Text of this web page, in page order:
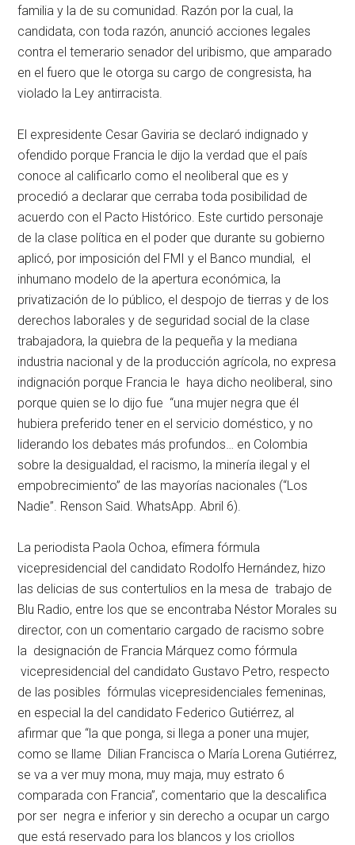
familia y la de su comunidad. Razón por la cual, la
candidata, con toda razón, anunció acciones legales
contra el temerario senador del uribismo, que amparado
en el fuero que le otorga su cargo de congresista, ha
violado la Ley antirracista.
El expresidente Cesar Gaviria se declaró indignado y
ofendido porque Francia le dijo la verdad que el país
conoce al calificarlo como el neoliberal que es y
procedió a declarar que cerraba toda posibilidad de
acuerdo con el Pacto Histórico. Este curtido personaje
de la clase política en el poder que durante su gobierno
aplicó, por imposición del FMI y el Banco mundial, el
inhumano modelo de la apertura económica, la
privatización de lo público, el despojo de tierras y de los
derechos laborales y de seguridad social de la clase
trabajadora, la quiebra de la pequeña y la mediana
industria nacional y de la producción agrícola, no expresa
indignación porque Francia le haya dicho neoliberal, sino
porque quien se lo dijo fue “una mujer negra que él
hubiera preferido tener en el servicio doméstico, y no
liderando los debates más profundos… en Colombia
sobre la desigualdad, el racismo, la minería ilegal y el
empobrecimiento” de las mayorías nacionales (“Los
Nadie”. Renson Said. WhatsApp. Abril 6).
La periodista Paola Ochoa, efímera fórmula
vicepresidencial del candidato Rodolfo Hernández, hizo
las delicias de sus contertulios en la mesa de trabajo de
Blu Radio, entre los que se encontraba Néstor Morales su
director, con un comentario cargado de racismo sobre
la designación de Francia Márquez como fórmula
vicepresidencial del candidato Gustavo Petro, respecto
de las posibles fórmulas vicepresidenciales femeninas,
en especial la del candidato Federico Gutiérrez, al
afirmar que “la que ponga, si llega a poner una mujer,
como se llame Dilian Francisca o María Lorena Gutiérrez,
se va a ver muy mona, muy maja, muy estrato 6
comparada con Francia”, comentario que la descalifica
por ser negra e inferior y sin derecho a ocupar un cargo
que está reservado para los blancos y los criollos